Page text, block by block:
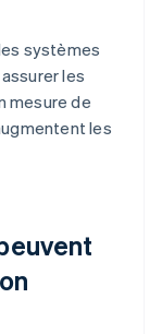
systèmes
les
mesure de
les